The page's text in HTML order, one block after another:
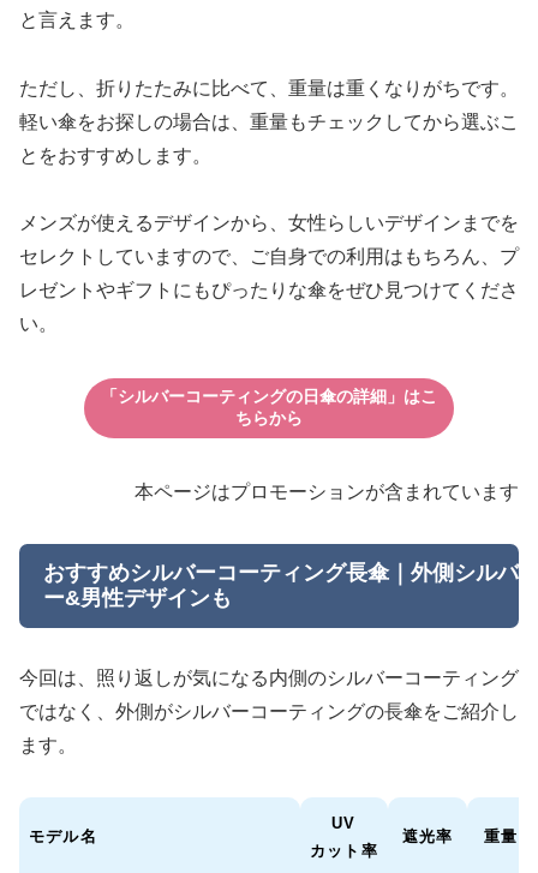
と言えます。
ただし、折りたたみに比べて、重量は重くなりがちです。
軽い傘をお探しの場合は、重量もチェックしてから選ぶこ
とをおすすめします。
メンズが使えるデザインから、女性らしいデザインまでを
セレクトしていますので、ご自身での利用はもちろん、プ
レゼントやギフトにもぴったりな傘をぜひ見つけてくださ
い。
「シルバーコーティングの日傘の詳細」はこ
ちらから
本ページはプロモーションが含まれています
おすすめシルバーコーティング長傘｜外側シルバ
ー&男性デザインも
今回は、照り返しが気になる内側のシルバーコーティング
ではなく、外側がシルバーコーティングの長傘をご紹介し
ます。
モデル名
UV
カット率
遮光率 重量